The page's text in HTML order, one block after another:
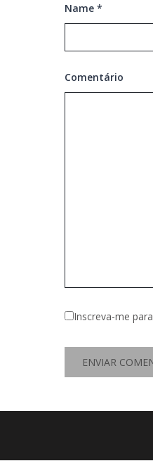
Name *
Comentário
Inscreva-me